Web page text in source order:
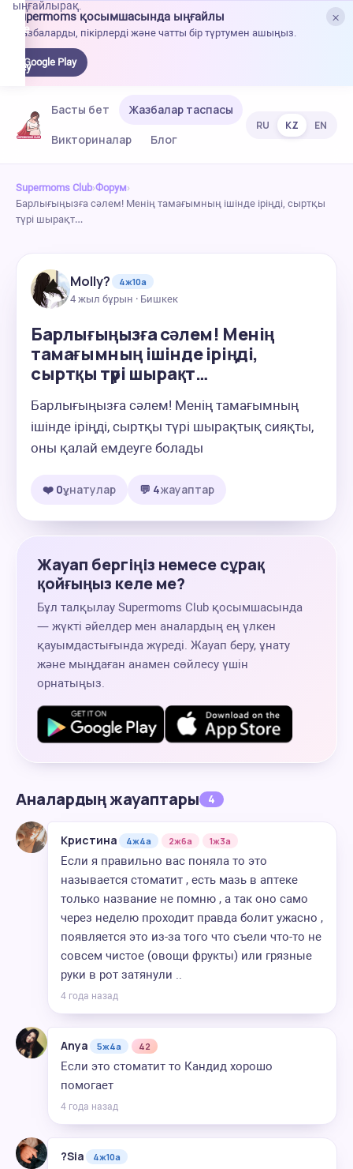
×
Supermoms қосымшасында ыңғайлы
Жазбаларды, пікірлерді және чатты бір түртумен ашыңыз.
Google Play
ыңғайлырақ.
Басты бет
Жазбалар таспасы
Викториналар
Блог
RU KZ EN
Supermoms Club›Форум›
Барлығыңызға сәлем! Менің тамағымның ішінде іріңді, сыртқы
түрі шырақт…
Molly?
4ж10а
4 жыл бұрын · Бишкек
Барлығыңызға сәлем! Менің
тамағымның ішінде іріңді,
сыртқы түрі шырақт…
Барлығыңызға сәлем! Менің тамағымның
ішінде іріңді, сыртқы түрі шырақтық сияқты,
оны қалай емдеуге болады
❤️ 0ұнатулар 💬 4жауаптар
Жауап бергіңіз немесе сұрақ
қойғыңыз келе ме?
Бұл талқылау Supermoms Club қосымшасында
— жүкті әйелдер мен аналардың ең үлкен
қауымдастығында жүреді. Жауап беру, ұнату
және мыңдаған анамен сөйлесу үшін
орнатыңыз.
Аналардың жауаптары 4
Кристина 4ж4а 2ж6а 1ж3а
Если я правильно вас поняла то это
называется стоматит , есть мазь в аптеке
только название не помню , а так оно само
через неделю проходит правда болит ужасно ,
появляется это из-за того что съели что-то не
совсем чистое (овощи фрукты) или грязные
руки в рот затянули ..
4 года назад
Anya 5ж4а 42
Если это стоматит то Кандид хорошо
помогает
4 года назад
?Sia 4ж10а